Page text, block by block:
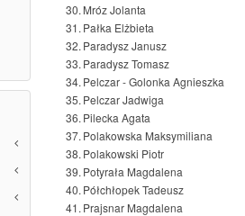
30. Mróz Jolanta
31. Pałka Elżbieta
32. Paradysz Janusz
33. Paradysz Tomasz
34. Pelczar - Golonka Agnieszka
35. Pelczar Jadwiga
36. Pilecka Agata
37. Polakowska Maksymiliana
38. Polakowski Piotr
39. Potyrała Magdalena
40. Półchłopek Tadeusz
41. Prajsnar Magdalena